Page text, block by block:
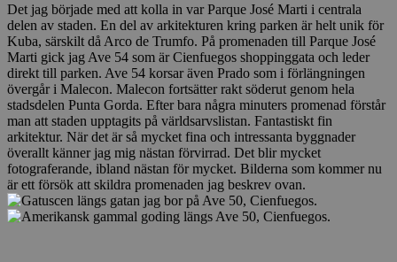
Det jag började med att kolla in var Parque José Marti i centrala
delen av staden. En del av arkitekturen kring parken är helt unik för
Kuba, särskilt då Arco de Trumfo. På promenaden till Parque José
Marti gick jag Ave 54 som är Cienfuegos shoppinggata och leder
direkt till parken. Ave 54 korsar även Prado som i förlängningen
övergår i Malecon. Malecon fortsätter rakt söderut genom hela
stadsdelen Punta Gorda. Efter bara några minuters promenad förstår
man att staden upptagits på världsarvslistan. Fantastiskt fin
arkitektur. När det är så mycket fina och intressanta byggnader
överallt känner jag mig nästan förvirrad. Det blir mycket
fotograferande, ibland nästan för mycket. Bilderna som kommer nu
är ett försök att skildra promenaden jag beskrev ovan.